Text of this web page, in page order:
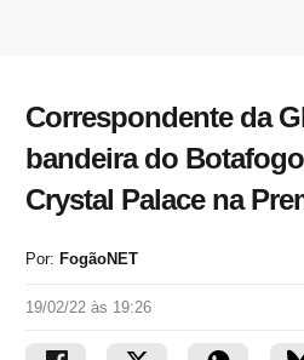
Correspondente da
bandeira do
Crystal Palace na
Por: FogãoNET
19/02/22 às 19:26